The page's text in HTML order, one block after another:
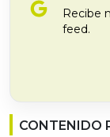
Recibe
feed.
CONTENIDO